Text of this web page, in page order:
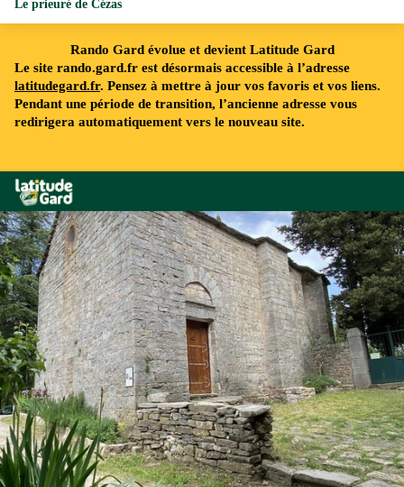
Rando Gard évolue et devient Latitude Gard
Le site rando.gard.fr est désormais accessible à l’adresse
latitudegard.fr. Pensez à mettre à jour vos favoris et vos liens.
Pendant une période de transition, l’ancienne adresse vous
redirigera automatiquement vers le nouveau site.
Rando Gard
Le prieuré de Cézas